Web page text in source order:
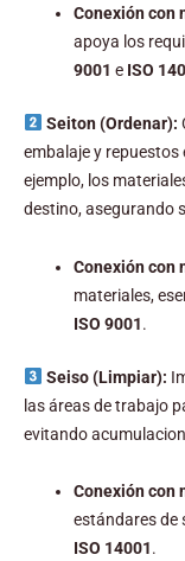
Conexión con
apoya los
9001 e ISO
Seiton (Ordenar):
embalaje y
ejemplo, los
destino, asegurando
Conexión con
materiales,
ISO 9001.
Seiso (Limpiar):
las áreas de trabajo
evitando
Conexión con
estándares de
ISO 14001.